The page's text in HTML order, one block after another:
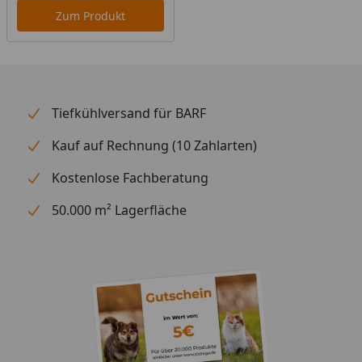
Zum Produkt
Tiefkühlversand für BARF
Kauf auf Rechnung (10 Zahlarten)
Kostenlose Fachberatung
50.000 m² Lagerfläche